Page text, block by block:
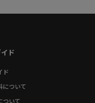
ド
ド
について
ついて